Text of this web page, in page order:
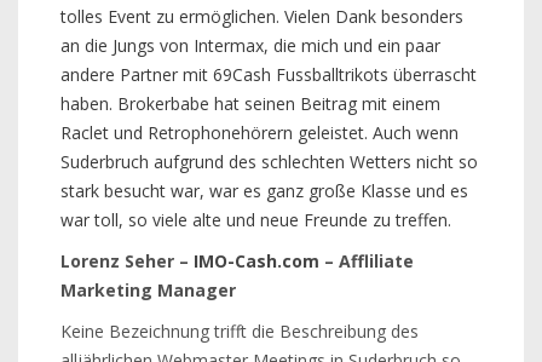
tolles Event zu ermöglichen. Vielen Dank besonders
an die Jungs von Intermax, die mich und ein paar
andere Partner mit 69Cash Fussballtrikots überrascht
haben. Brokerbabe hat seinen Beitrag mit einem
Raclet und Retrophonehörern geleistet. Auch wenn
Suderbruch aufgrund des schlechten Wetters nicht so
stark besucht war, war es ganz große Klasse und es
war toll, so viele alte und neue Freunde zu treffen.
Lorenz Seher – IMO-Cash.com – Affliliate
Marketing Manager
Keine Bezeichnung trifft die Beschreibung des